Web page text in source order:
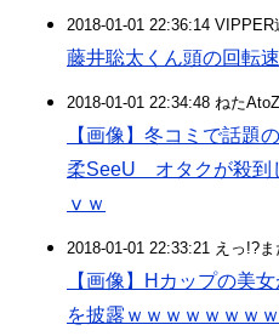
2018-01-01 22:36:14 VIPPER
藤井聡太くん頭の回転
2018-01-01 22:34:48 ねたAtoZ
【画像】冬コミで話題
柔SeeU オタクが殺
ⅴｗ
2018-01-01 22:33:21 えっ!?
【画像】Hカップの美
を披露ｗｗｗｗｗｗｗｗ